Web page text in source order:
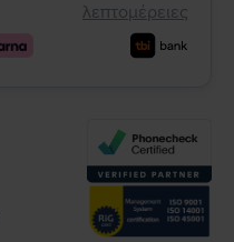
λεπτομέρειες